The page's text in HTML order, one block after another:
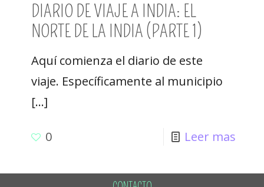
DIARIO DE VIAJE A INDIA: EL
NORTE DE LA INDIA (PARTE 1)
Aquí comienza el diario de este
viaje. Específicamente al municipio
[…]
0 Leer mas